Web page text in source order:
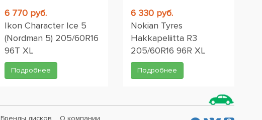
6 770 руб.
Ikon Character Ice 5
(Nordman 5) 205/60R16
96T XL
Подробнее
6 330 руб.
Nokian Tyres
Hakkapeliitta R3
205/60R16 96R XL
Подробнее
Бренды дисков О компании